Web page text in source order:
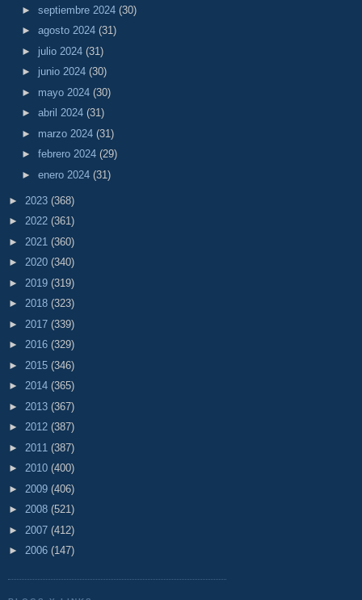
► septiembre 2024 (30)
► agosto 2024 (31)
► julio 2024 (31)
► junio 2024 (30)
► mayo 2024 (30)
► abril 2024 (31)
► marzo 2024 (31)
► febrero 2024 (29)
► enero 2024 (31)
► 2023 (368)
► 2022 (361)
► 2021 (360)
► 2020 (340)
► 2019 (319)
► 2018 (323)
► 2017 (339)
► 2016 (329)
► 2015 (346)
► 2014 (365)
► 2013 (367)
► 2012 (387)
► 2011 (387)
► 2010 (400)
► 2009 (406)
► 2008 (521)
► 2007 (412)
► 2006 (147)